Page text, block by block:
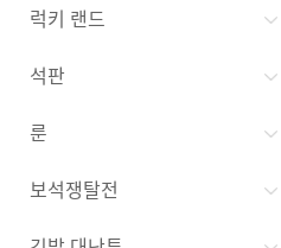
럭키 랜드
석판
룬
보석쟁탈전